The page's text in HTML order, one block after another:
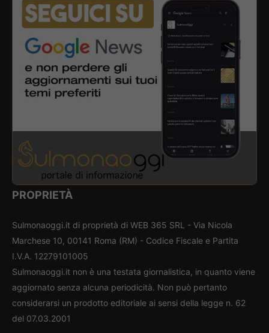
PROPRIETÀ
Sulmonaoggi.it di proprietà di WEB 365 SRL - Via Nicola
Marchese 10, 00141 Roma (RM) - Codice Fiscale e Partita
I.V.A. 12279101005
Sulmonaoggi.it non è una testata giornalistica, in quanto viene
aggiornato senza alcuna periodicità. Non può pertanto
considerarsi un prodotto editoriale ai sensi della legge n. 62
del 07.03.2001